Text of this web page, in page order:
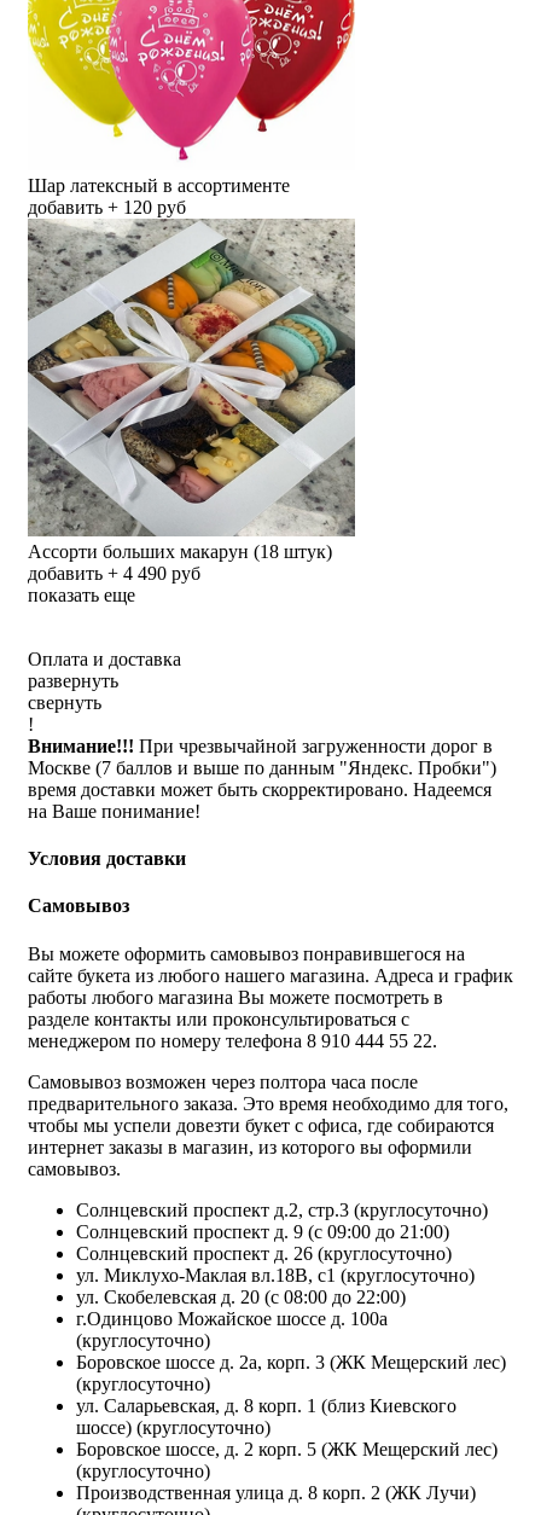
Шар латексный в ассортименте
добавить + 120 руб
Ассорти больших макарун (18 штук)
добавить + 4 490 руб
показать еще
Оплата и доставка
развернуть
свернуть
!
Внимание!!! При чрезвычайной загруженности дорог в
Москве (7 баллов и выше по данным "Яндекс. Пробки")
время доставки может быть скорректировано. Надеемся
на Ваше понимание!
Условия доставки
Самовывоз
Вы можете оформить самовывоз понравившегося на
сайте букета из любого нашего магазина. Адреса и график
работы любого магазина Вы можете посмотреть в
разделе контакты или проконсультироваться с
менеджером по номеру телефона 8 910 444 55 22.
Самовывоз возможен через полтора часа после
предварительного заказа. Это время необходимо для того,
чтобы мы успели довезти букет с офиса, где собираются
интернет заказы в магазин, из которого вы оформили
самовывоз.
Солнцевский проспект д.2, стр.3 (круглосуточно)
Солнцевский проспект д. 9 (с 09:00 до 21:00)
Солнцевский проспект д. 26 (круглосуточно)
ул. Миклухо-Маклая вл.18В, с1 (круглосуточно)
ул. Скобелевская д. 20 (с 08:00 до 22:00)
г.Одинцово Можайское шоссе д. 100а
(круглосуточно)
Боровское шоссе д. 2а, корп. 3 (ЖК Мещерский лес)
(круглосуточно)
ул. Саларьевская, д. 8 корп. 1 (близ Киевского
шоссе) (круглосуточно)
Боровское шоссе, д. 2 корп. 5 (ЖК Мещерский лес)
(круглосуточно)
Производственная улица д. 8 корп. 2 (ЖК Лучи)